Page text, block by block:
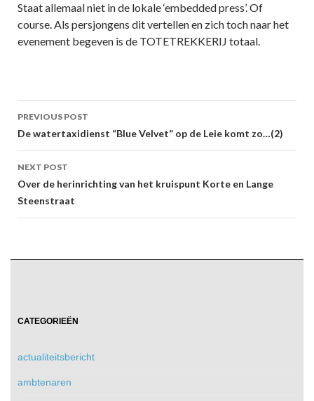
Staat allemaal niet in de lokale ‘embedded press’. Of
course. Als persjongens dit vertellen en zich toch naar het
evenement begeven is de TOTETREKKERIJ totaal.
Post
navigation
PREVIOUS POST
De watertaxidienst “Blue Velvet” op de Leie komt zo…(2)
NEXT POST
Over de herinrichting van het kruispunt Korte en Lange
Steenstraat
CATEGORIEËN
actualiteitsbericht
ambtenaren